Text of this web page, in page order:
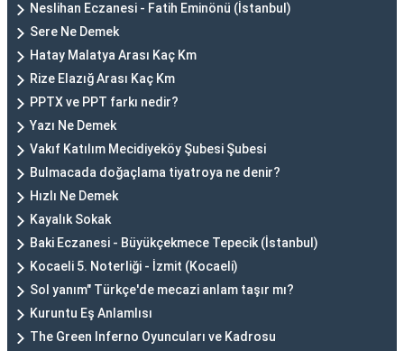
Neslihan Eczanesi - Fatih Eminönü (İstanbul)
Sere Ne Demek
Hatay Malatya Arası Kaç Km
Rize Elazığ Arası Kaç Km
PPTX ve PPT farkı nedir?
Yazı Ne Demek
Vakıf Katılım Mecidiyeköy Şubesi Şubesi
Bulmacada doğaçlama tiyatroya ne denir?
Hızlı Ne Demek
Kayalık Sokak
Baki Eczanesi - Büyükçekmece Tepecik (İstanbul)
Kocaeli 5. Noterliği - İzmit (Kocaeli)
Sol yanım" Türkçe'de mecazi anlam taşır mı?
Kuruntu Eş Anlamlısı
The Green Inferno Oyuncuları ve Kadrosu